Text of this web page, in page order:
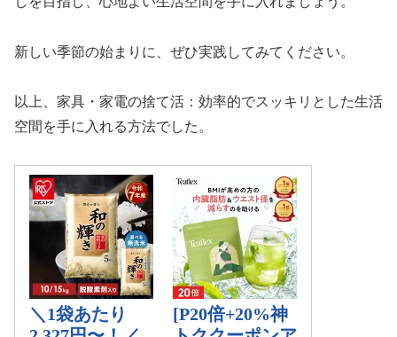
新しい季節の始まりに、ぜひ実践してみてください。
以上、家具・家電の捨て活：効率的でスッキリとした生活
空間を手に入れる方法でした。